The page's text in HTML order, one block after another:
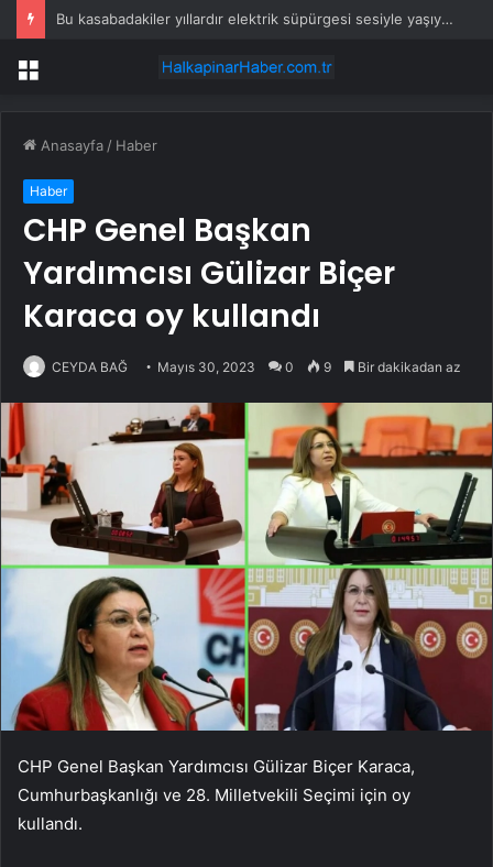
Bu kasabadakiler yıllardır elektrik süpürgesi sesiyle yaşıyor: Her yerden duyuluyor
Menü
Anasayfa / Haber
Haber
CHP Genel Başkan
Yardımcısı Gülizar Biçer
Karaca oy kullandı
CEYDA BAĞ Mayıs 30, 2023 0 9 Bir dakikadan az
CHP Genel Başkan Yardımcısı Gülizar Biçer Karaca,
Cumhurbaşkanlığı ve 28. Milletvekili Seçimi için oy
kullandı.